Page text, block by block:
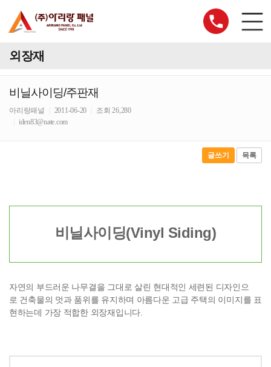
외장재
비닐사이딩/주판재
아리랑패널 2011-06-20
조회 26,280
iden83@nate.com
글쓰기 목록
비닐사이딩(Vinyl Siding)
자연의 부드러운 나무결을 그대로 살린 현대적인 세련된 디자인으
로 건축물의 멋과 품위를 유지하며 아름다운 고급 주택의 이미지를 표
현하는데 가장 적합한 외장재입니다.